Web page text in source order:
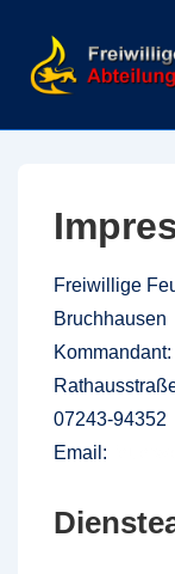
Inhalt
Freiwillige
Bruchhausen
07243-94352
Email: